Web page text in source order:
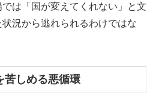
は「国が変えてくれない」と文
況から逃れられるわけではな
苦しめる悪循環